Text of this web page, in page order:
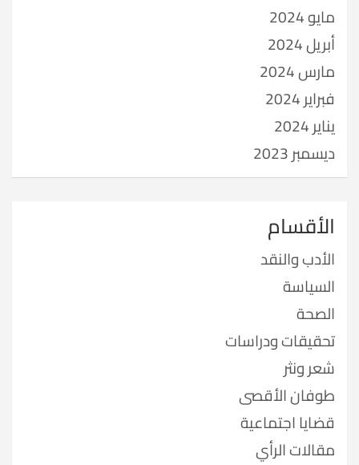
مايو 2024
أبريل 2024
مارس 2024
فبراير 2024
يناير 2024
ديسمبر 2023
الأقسام
الأدب والنقد
السياسة
الصحة
تحقيقات ودراسات
شعر ونثر
طوفان الأقصى
قضايا اجتماعية
مقالات الرأي